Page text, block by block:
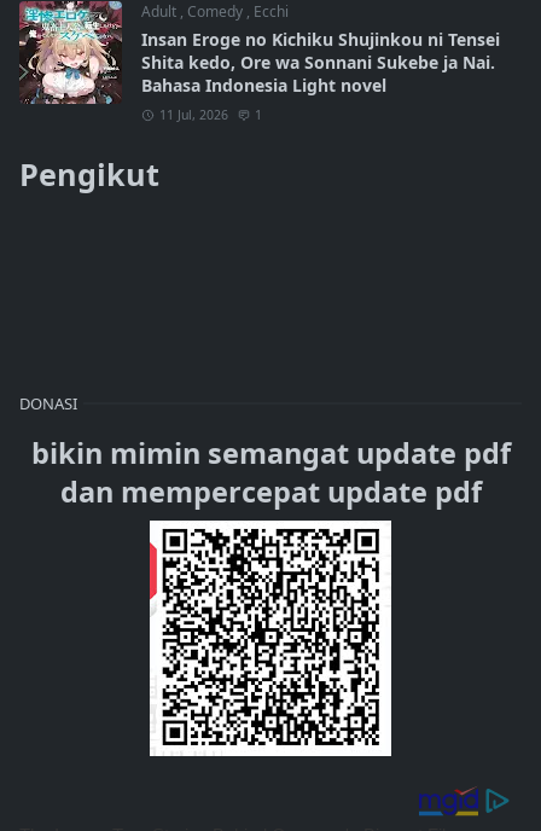
Adult , Comedy , Ecchi
Insan Eroge no Kichiku Shujinkou ni Tensei
Shita kedo, Ore wa Sonnani Sukebe ja Nai.
Bahasa Indonesia Light novel
11 Jul, 2026 1
Pengikut
DONASI
bikin mimin semangat update pdf
dan mempercepat update pdf